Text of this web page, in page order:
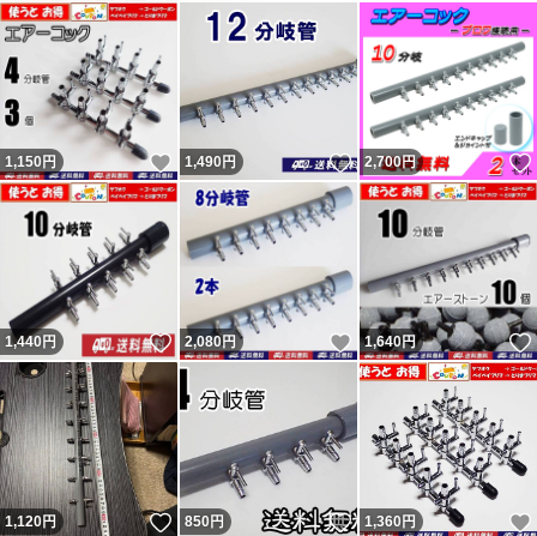
現れましたが同じです。ヤフオクの評価返答を参照くださ
い。 良い評価の割合0％（取引時0。新規ではない0。）の
11人目も対応拒否なので不当評価です。30円のネットの
持ち手に小さい傷があったとの事。 12人目は勝手に不要
連絡してきて返信が無いとの事。不要連絡に返信する必要
無いので不当評価です。 不足という事で悪いの件は不足
なく発送したのを明確に覚えています。記載内容無視で即
評価で終了の者。普通の人は問題あれば即取引完了しない
ので嫌がらせと判断するのが普通。今までにない手を使っ
てきたが今までの連中と同じ。 他のも記載内容無視の異
常者達。
残念ながら数千人に一人くらいの割合で話が通じない異常
者が現れます。悪い評価をする事が目的（サクラ）と思わ
れる者が複数います。 ヤフーフリマからは不当評価への
1,150 円 いいね！
1,490円 いいね！
2,700円
1,440 円 いいね！
2,080円 いいね！
1,640円
1,120円 いいね！
850円 いいね！
1,360 円